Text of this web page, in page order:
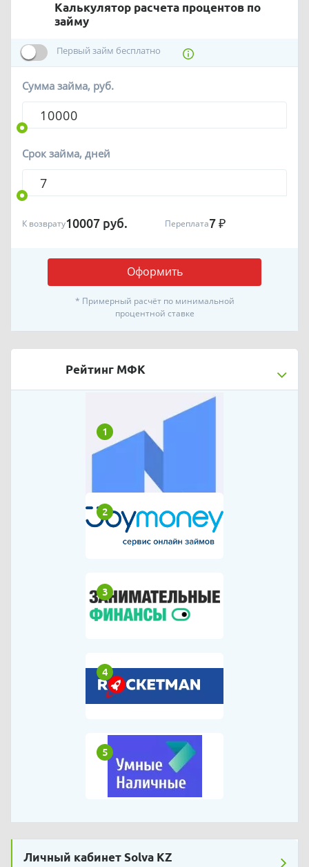
Калькулятор расчета процентов по
займу
Первый займ бесплатно
Сумма займа, руб.
Срок займа, дней
Оформить
К возврату10007 руб. Переплата7 ₽
* Примерный расчёт по минимальной
процентной ставке
Рейтинг МФК
1
2
3
4
5
Личный кабинет Solva KZ